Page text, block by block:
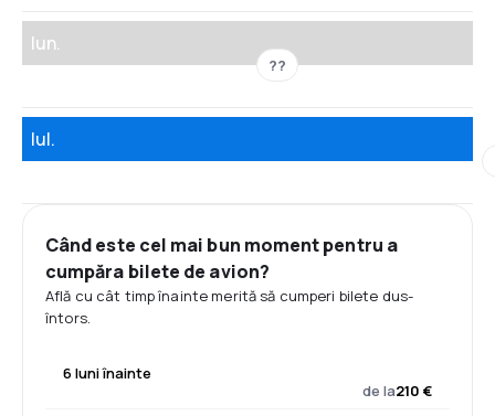
Iun.
??
Iul.
Când este cel mai bun moment pentru a
cumpăra bilete de avion?
Află cu cât timp înainte merită să cumperi bilete dus-
întors.
6 luni înainte
de la210 €